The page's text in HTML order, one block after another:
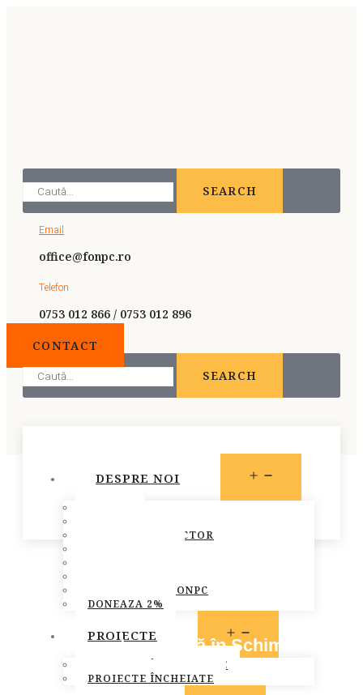
SEARCH
Email
office@fonpc.ro
Telefon
0753 012 866 / 0753 012 896
CONTACT
SEARCH
DESPRE NOI
CONSILIUL DIRECTOR
RAPOARTELE FONPC
DONEAZA 2%
PROIECTE
MENU
PROIECTE ÎN DERULARE
PROIECTE ÎNCHEIATE
Asociaţia pentru o Viaţă în Schimbare
October 31, 2016